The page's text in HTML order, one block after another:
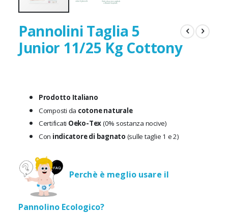
Pannolini Taglia 5
Junior 11/25 Kg Cottony
Prodotto Italiano
Composti da cotone naturale
Certificati Oeko-Tex(0% sostanza nocive)
Con indicatore di bagnato (sulle taglie 1 e 2)
Perchè è meglio usare il
Pannolino Ecologico?